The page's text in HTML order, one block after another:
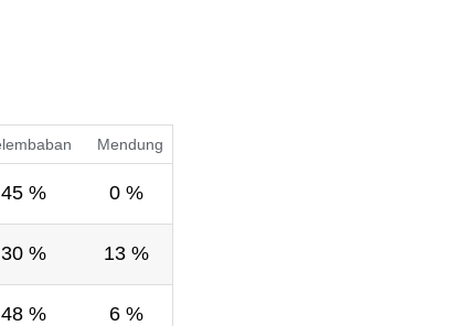
Mendung
45 % 0 %
30 % 13 %
48 % 6 %